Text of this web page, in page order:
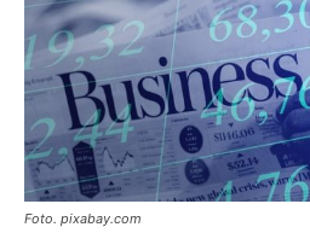
Foto. pixabay.com